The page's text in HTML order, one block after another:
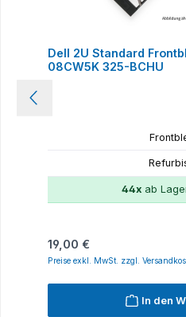
Dell 2U Standard
08CW5K 325-BCHU
44x ab
Regulärer Preis:
19,00 €
Preise exkl. MwSt. zzgl.
In den